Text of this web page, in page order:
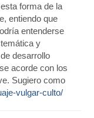
forma de la
entiendo que
entenderse
y
desarrollo
acorde con los
Sugiero como
vulgar-culto/